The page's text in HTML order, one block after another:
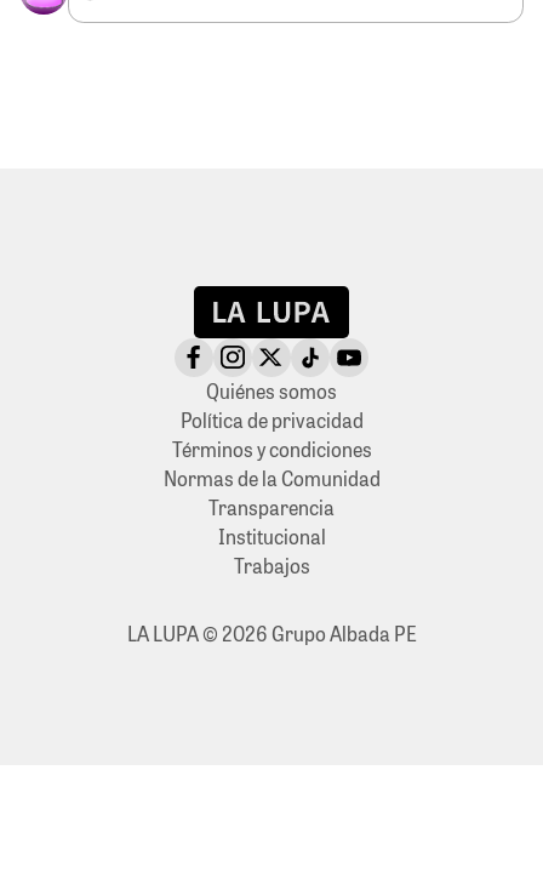
Quiénes somos
Política de privacidad
Términos y condiciones
Normas de la Comunidad
Transparencia
Institucional
Trabajos
LA LUPA © 2026 Grupo Albada PE